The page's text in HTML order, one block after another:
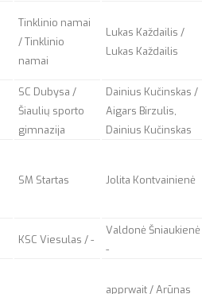
Tinklinio namai
/ Tinklinio
namai
Lukas Každailis /
Lukas Každailis
SC Dubysa /
Šiaulių sporto
gimnazija
Dainius Kučinskas /
Aigars Birzulis,
Dainius Kučinskas
SM Startas Jolita Kontvainienė
KSC Viesulas / -
Valdonė
-
apprwait/ Arūnas